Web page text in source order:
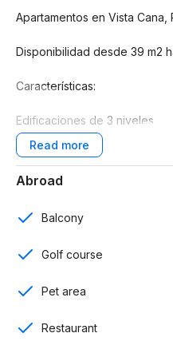
Apartamentos en Vista Cana,
Disponibilidad desde 39 m2
Características:
Edificaciones de 3 niveles
1 y 2 rooms
1 y 2 baños
Cocina
Comedor
Balcón
Ascensores
Abroad
Balcony
Golf course
Pet area
Restaurant